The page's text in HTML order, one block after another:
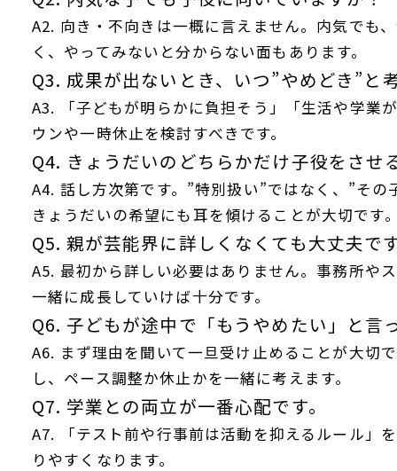
A2. 向き・不向きは一概に言えません。内気でも
く、やってみないと分からない面もあります。
Q3. 成果が出ないとき、いつ”やめどき”と
A3. 「子どもが明らかに負担そう」「生活や学業
ウンや一時休止を検討すべきです。
Q4. きょうだいのどちらかだけ子役をさせ
A4. 話し方次第です。”特別扱い”ではなく、”そ
きょうだいの希望にも耳を傾けることが大切です
Q5. 親が芸能界に詳しくなくても大丈夫で
A5. 最初から詳しい必要はありません。事務所や
一緒に成長していけば十分です。
Q6. 子どもが途中で「もうやめたい」と言
A6. まず理由を聞いて一旦受け止めることが大切
し、ペース調整か休止かを一緒に考えます。
Q7. 学業との両立が一番心配です。
A7. 「テスト前や行事前は活動を抑えるルール」
りやすくなります。